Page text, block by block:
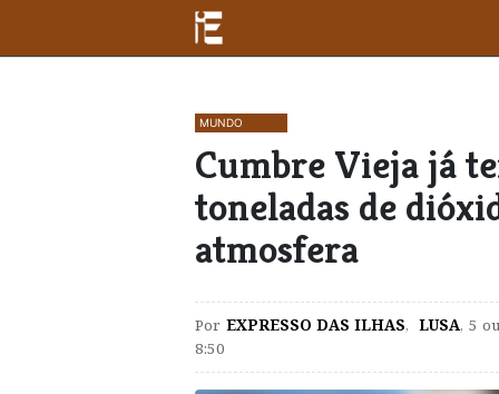
MUNDO
Cumbre Vieja já
toneladas de
atmosfera
Por EXPRESSO DAS ILHAS, LUSA, 5
8:50